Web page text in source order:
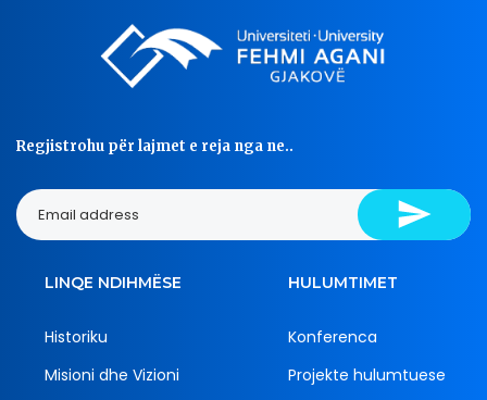
Regjistrohu për lajmet e reja nga ne..
LINQE NDIHMËSE
Historiku
Misioni dhe Vizioni
HULUMTIMET
Konferenca
Projekte hulumtuese